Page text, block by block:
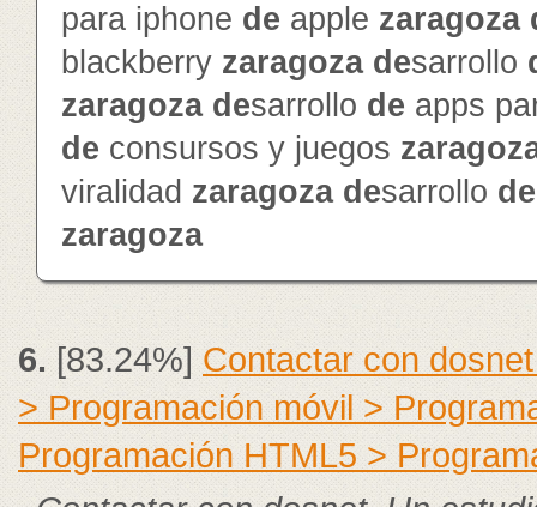
para iphone de apple zaragoza
blackberry zaragoza desarrollo
zaragoza desarrollo de apps
de consursos y juegos
viralidad zaragoza desarrollo de
zaragoza
6.[83.24%] Contactar con
> Programación móvil >
Programación HTML5 >